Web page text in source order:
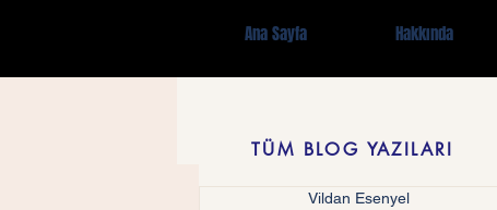
Ana Sayfa Hakkında
Vildan Esenyel
TÜM BLOG YAZILARI